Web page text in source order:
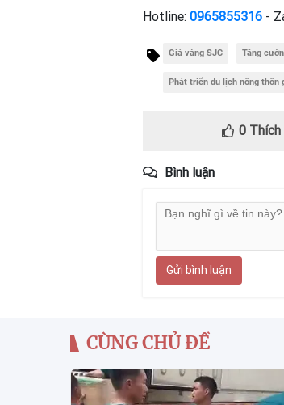
Hotline: 0965855316 -
Giá vàng SJC Tăng
Phát triển du lịch nông thôn
0Thích
Bình luận
Gửi bình luận
CÙNG CHỦ ĐỀ